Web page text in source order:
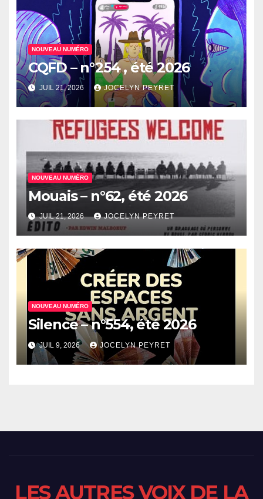
NOUVEAU NUMÉRO
CQFD – n°254 , été 2026
JUIL 21, 2026 JOCELYN PEYRET
NOUVEAU NUMÉRO
Mouais – n°62, été 2026
JUIL 21, 2026 JOCELYN PEYRET
NOUVEAU NUMÉRO
Silence – n°554, été 2026
JUIL 9, 2026 JOCELYN PEYRET
LES AUTRES VOIX DE LA